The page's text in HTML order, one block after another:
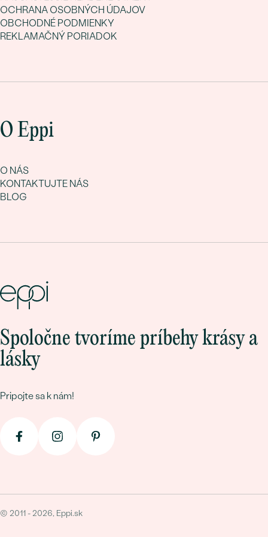
Stačí si len vybrať
od € 659 od € 439
OCHRANA OSOBNÝCH ÚDAJOV
OBCHODNÉ PODMIENKY
REKLAMAČNÝ PORIADOK
O Eppi
O NÁS
KONTAKTUJTE NÁS
BLOG
Spoločne tvoríme príbehy krásy a
lásky
Pripojte sa k nám!
© 2011 - 2026, Eppi.sk